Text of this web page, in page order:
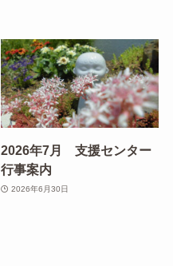
2026年7月 支援センター
行事案内
2026年6月30日